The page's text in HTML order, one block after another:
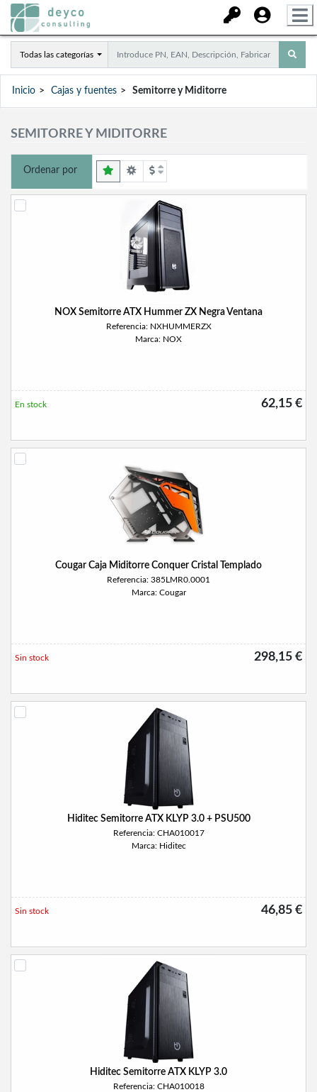
Todas las categorías
Inicio Cajas y fuentes Semitorre y Miditorre
SEMITORRE Y MIDITORRE
Ordenar por
NOX Semitorre ATX Hummer ZX Negra Ventana
Referencia: NXHUMMERZX
Marca: NOX
62,15 €
En stock
Cougar Caja Miditorre Conquer Cristal Templado
Referencia: 385LMR0.0001
Marca: Cougar
298,15 €
Sin stock
Hiditec Semitorre ATX KLYP 3.0 + PSU500
Referencia: CHA010017
Marca: Hiditec
46,85 €
Sin stock
Hiditec Semitorre ATX KLYP 3.0
Referencia: CHA010018